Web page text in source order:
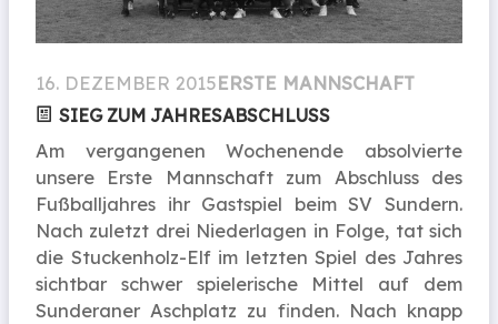
16. DEZEMBER 2015ERSTE MANNSCHAFT
SIEG ZUM JAHRESABSCHLUSS
Am vergangenen Wochenende absolvierte
unsere Erste Mannschaft zum Abschluss des
Fußballjahres ihr Gastspiel beim SV Sundern.
Nach zuletzt drei Niederlagen in Folge, tat sich
die Stuckenholz-Elf im letzten Spiel des Jahres
sichtbar schwer spielerische Mittel auf dem
Sunderaner Aschplatz zu finden. Nach knapp